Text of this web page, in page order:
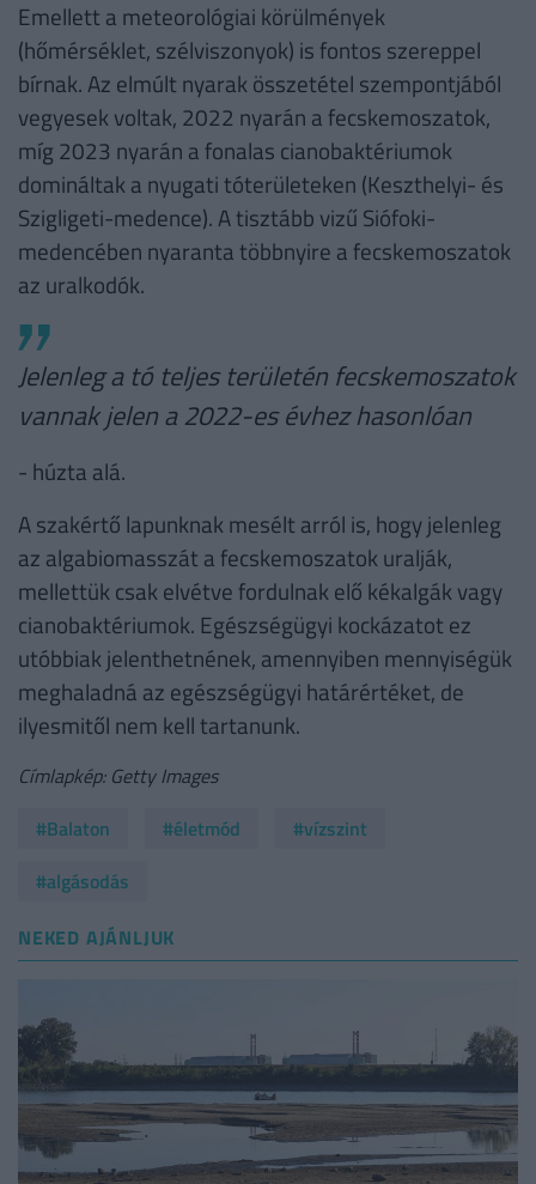
Emellett a meteorológiai körülmények
(hőmérséklet, szélviszonyok) is fontos szereppel
bírnak. Az elmúlt nyarak összetétel szempontjából
vegyesek voltak, 2022 nyarán a fecskemoszatok,
míg 2023 nyarán a fonalas cianobaktériumok
domináltak a nyugati tóterületeken (Keszthelyi- és
Szigligeti-medence). A tisztább vizű Siófoki-
medencében nyaranta többnyire a fecskemoszatok
az uralkodók.
Jelenleg a tó teljes területén fecskemoszatok
vannak jelen a 2022-es évhez hasonlóan
- húzta alá.
A szakértő lapunknak mesélt arról is, hogy jelenleg
az algabiomasszát a fecskemoszatok uralják,
mellettük csak elvétve fordulnak elő kékalgák vagy
cianobaktériumok. Egészségügyi kockázatot ez
utóbbiak jelenthetnének, amennyiben mennyiségük
meghaladná az egészségügyi határértéket, de
ilyesmitől nem kell tartanunk.
Címlapkép: Getty Images
#Balaton
#életmód
#vízszint
#algásodás
NEKED AJÁNLJUK